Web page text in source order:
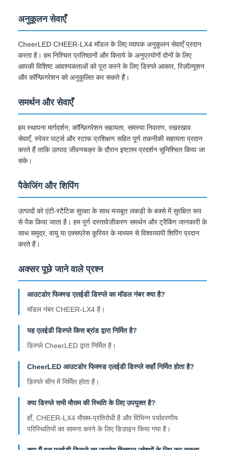
अनुकूलन सेवाएँ
CheerLED CHEER-LX4 मॉडल के लिए व्यापक अनुकूलन सेवाएँ प्रदान
करता है। हम निश्चित प्रतिष्ठानों और किराये के अनुप्रयोगों दोनों के लिए
आपकी विशिष्ट आवश्यकताओं को पूरा करने के लिए डिस्प्ले आकार, रिज़ॉल्यूशन
और कॉन्फ़िगरेशन को अनुकूलित कर सकते हैं।
समर्थन और सेवाएँ
हम स्थापना मार्गदर्शन, कॉन्फ़िगरेशन सहायता, समस्या निवारण, रखरखाव
सेवाएँ, स्पेयर पार्ट्स और स्टाफ प्रशिक्षण सहित पूर्ण तकनीकी सहायता प्रदान
करते हैं ताकि उत्पाद जीवनचक्र के दौरान इष्टतम प्रदर्शन सुनिश्चित किया जा
सके।
पैकेजिंग और शिपिंग
उत्पादों को एंटी-स्टैटिक सुरक्षा के साथ मजबूत लकड़ी के बक्से में सुरक्षित रूप
से पैक किया जाता है। हम पूर्ण दस्तावेज़ीकरण समर्थन और ट्रैकिंग जानकारी के
साथ समुद्र, वायु या एक्सप्रेस कूरियर के माध्यम से विश्वव्यापी शिपिंग प्रदान
करते हैं।
अक्सर पूछे जाने वाले प्रश्न
आउटडोर फिक्स्ड एलईडी डिस्प्ले का मॉडल नंबर क्या है?
मॉडल नंबर CHEER-LX4 है।
यह एलईडी डिस्प्ले किस ब्रांड द्वारा निर्मित है?
डिस्प्ले CheerLED द्वारा निर्मित है।
CheerLED आउटडोर फिक्स्ड एलईडी डिस्प्ले कहाँ निर्मित होता है?
डिस्प्ले चीन में निर्मित होता है।
क्या डिस्प्ले सभी मौसम की स्थिति के लिए उपयुक्त है?
हाँ, CHEER-LX4 मौसम-प्रतिरोधी है और विभिन्न पर्यावरणीय
परिस्थितियों का सामना करने के लिए डिज़ाइन किया गया है।